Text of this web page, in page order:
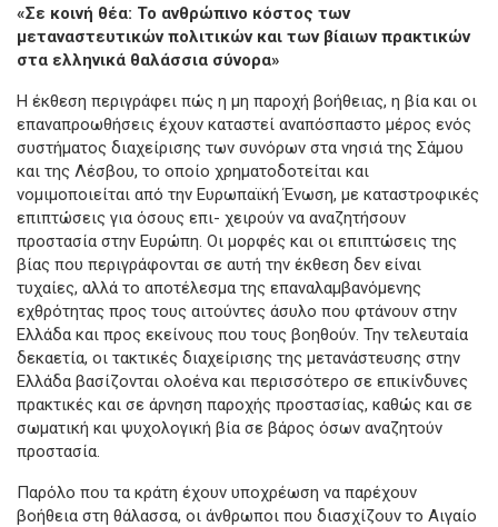
«Σε κοινή θέα: Το ανθρώπινο κόστος των
μεταναστευτικών πολιτικών και των βίαιων πρακτικών
στα ελληνικά θαλάσσια σύνορα»
Η έκθεση περιγράφει πώς η μη παροχή βοήθειας, η βία και οι
επαναπροωθήσεις έχουν καταστεί αναπόσπαστο μέρος ενός
συστήματος διαχείρισης των συνόρων στα νησιά της Σάμου
και της Λέσβου, το οποίο χρηματοδοτείται και
νομιμοποιείται από την Ευρωπαϊκή Ένωση, με καταστροφικές
επιπτώσεις για όσους επι- χειρούν να αναζητήσουν
προστασία στην Ευρώπη. Οι μορφές και οι επιπτώσεις της
βίας που περιγράφονται σε αυτή την έκθεση δεν είναι
τυχαίες, αλλά το αποτέλεσμα της επαναλαμβανόμενης
εχθρότητας προς τους αιτούντες άσυλο που φτάνουν στην
Ελλάδα και προς εκείνους που τους βοηθούν. Την τελευταία
δεκαετία, οι τακτικές διαχείρισης της μετανάστευσης στην
Ελλάδα βασίζονται ολοένα και περισσότερο σε επικίνδυνες
πρακτικές και σε άρνηση παροχής προστασίας, καθώς και σε
σωματική και ψυχολογική βία σε βάρος όσων αναζητούν
προστασία.
Παρόλο που τα κράτη έχουν υποχρέωση να παρέχουν
βοήθεια στη θάλασσα, οι άνθρωποι που διασχίζουν το Αιγαίο